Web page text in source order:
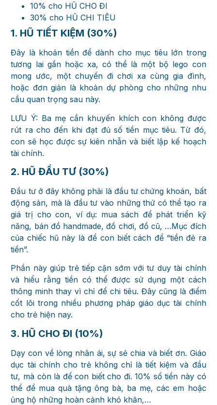
10% cho HŨ CHO ĐI
30% cho HŨ CHI TIÊU
1. HŨ TIẾT KIỆM (30%)
Đây là khoản tiền để dành cho mục tiêu lớn trong
tương lai gần hoặc xa, có thể là một bộ lego con
mong ước, một chuyến đi chơi xa cùng gia đình,
hoặc đơn giản là khoản dự phòng cho những nhu
cầu quan trọng sau này.
LƯU Ý: Ba mẹ cần khuyến khích con không được
rút ra cho đến khi đạt đủ số tiền mục tiêu. Từ đó,
con sẽ học được sự kiên nhẫn và biết lập kế hoạch
tài chính.
2. HŨ ĐẦU TƯ (30%)
Đầu tư ở đây không phải là đầu tư chứng khoán, bất
động sản, mà là đầu tư vào những thứ có thể tạo ra
giá trị cho con, ví dụ: mua sách để phát triển kỹ
năng, bán đồ handmade, đồ chơi, đồ cũ, …Mục đích
của chiếc hũ này là để con biết cách để “tiền đẻ ra
tiền”.
Phần này giúp trẻ tiếp cận sớm với tư duy tài chính
và hiểu rằng tiền có thể được sử dụng một cách
thông minh thay vì chỉ để chi tiêu. Đây cũng là điểm
cốt lõi trong nhiều phương pháp giáo dục tài chính
cho trẻ hiện nay.
3. HŨ CHO ĐI (10%)
Dạy con về lòng nhân ái, sự sẻ chia và biết ơn. Giáo
dục tài chính cho trẻ không chỉ là tiết kiệm và đầu
tư, mà còn là để con biết cho đi. 10% số tiền này có
thể để mua quà tặng ông bà, ba mẹ, các em hoặc
ủng hộ những hoàn cảnh khó khăn,…